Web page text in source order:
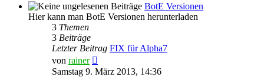
BotE Versionen
Hier kann man BotE Versionen herunterladen
3 Themen
3 Beiträge
Letzter Beitrag FIX für Alpha7
von rainer
Beitrag
Samstag 9. März 2013, 14:36